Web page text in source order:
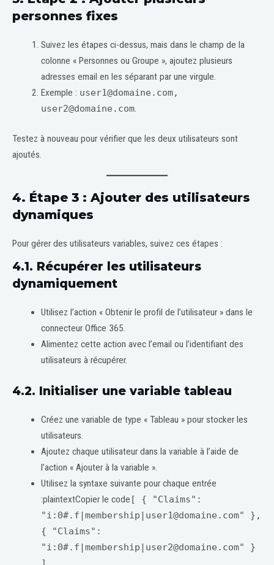
personnes fixes
Suivez les étapes ci-dessus, mais dans le champ de la
colonne « Personnes ou Groupe », ajoutez plusieurs
adresses email en les séparant par une virgule.
Exemple : user1@domaine.com,
user2@domaine.com.
Testez à nouveau pour vérifier que les deux utilisateurs sont
ajoutés.
4. Étape 3 : Ajouter des utilisateurs
dynamiques
Pour gérer des utilisateurs variables, suivez ces étapes :
4.1. Récupérer les utilisateurs
dynamiquement
Utilisez l’action « Obtenir le profil de l’utilisateur » dans le
connecteur Office 365.
Alimentez cette action avec l’email ou l’identifiant des
utilisateurs à récupérer.
4.2. Initialiser une variable tableau
Créez une variable de type « Tableau » pour stocker les
utilisateurs.
Ajoutez chaque utilisateur dans la variable à l’aide de
l’action « Ajouter à la variable ».
Utilisez la syntaxe suivante pour chaque entrée
:plaintextCopier le code [ { "Claims":
"i:0#.f|membership|user1@domaine.com" },
{ "Claims":
"i:0#.f|membership|user2@domaine.com" }